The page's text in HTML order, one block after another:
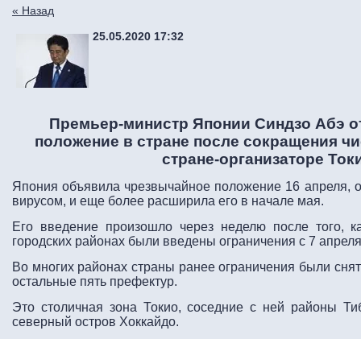
« Назад
25.05.2020 17:32
Премьер-министр Японии Синдзо Абэ
положение в стране после сокращения
стране-организаторе
Япония объявила чрезвычайное положение 16 апреля,
вирусом, и еще более расширила его в начале мая.
Его введение произошло через неделю после того,
городских районах были введены ограничения с 7
Во многих районах страны ранее ограничения были
остальные пять префектур.
Это столичная зона Токио, соседние с ней районы
северный остров Хоккайдо.